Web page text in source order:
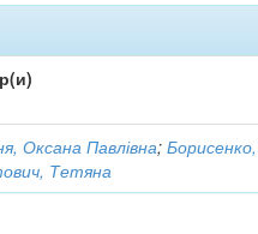
Оксана Павлівна;
Тетяна